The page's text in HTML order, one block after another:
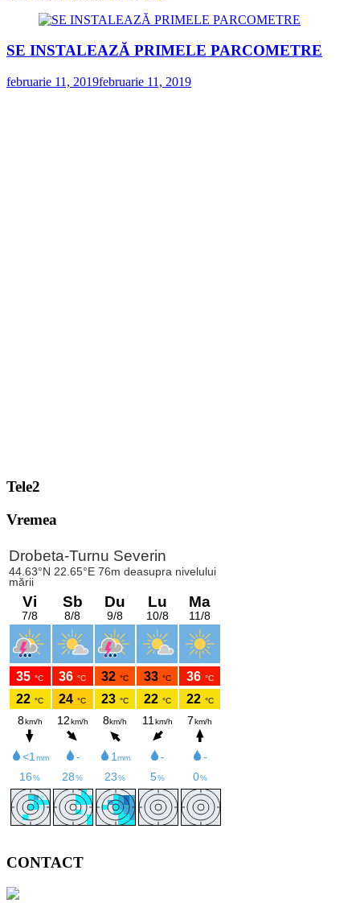
SE INSTALEAZĂ PRIMELE PARCOMETRE
februarie 11, 2019februarie 11, 2019
Tele2
Vremea
CONTACT